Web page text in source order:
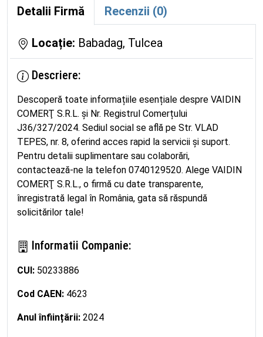
Detalii Firmă Recenzii (0)
Locație: Babadag, Tulcea
Descriere:
Descoperă toate informațiile esențiale despre VAIDIN
COMERŢ S.R.L. și Nr. Registrul Comerțului
J36/327/2024. Sediul social se află pe Str. VLAD
TEPES, nr. 8, oferind acces rapid la servicii și suport.
Pentru detalii suplimentare sau colaborări,
contactează-ne la telefon 0740129520. Alege VAIDIN
COMERŢ S.R.L., o firmă cu date transparente,
înregistrată legal în România, gata să răspundă
solicitărilor tale!
Informatii Companie:
CUI: 50233886
Cod CAEN: 4623
Anul înființării: 2024